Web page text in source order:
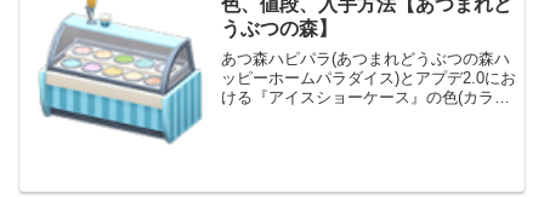
色、値段、入手方法【あつまれど
うぶつの森】
あつ森ハピパラ(あつまれどうぶつの森ハ
ッピーホームパラダイス)とアプデ2.0にお
ける『アイスショーケース』の色(カラバ